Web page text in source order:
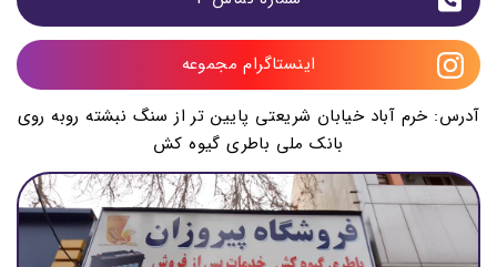
اینستاگرام مجموعه
آدرس:‌ خرم آباد خیابان شریعتی پایین تر از سنگ نبشته روبه روی
بانک ملی باطری گیوه کش